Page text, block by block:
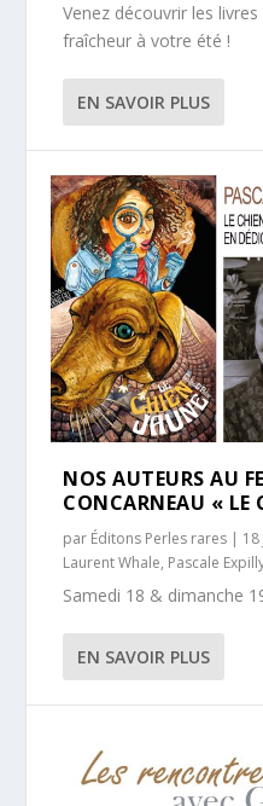
Venez découvrir les
fraîcheur à votre été !
EN SAVOIR PLUS
NOS AUTEURS AU
CONCARNEAU « LE
par Éditons Perles rares | 18
Laurent Whale, Pascale
Samedi 18 & dimanche
EN SAVOIR PLUS